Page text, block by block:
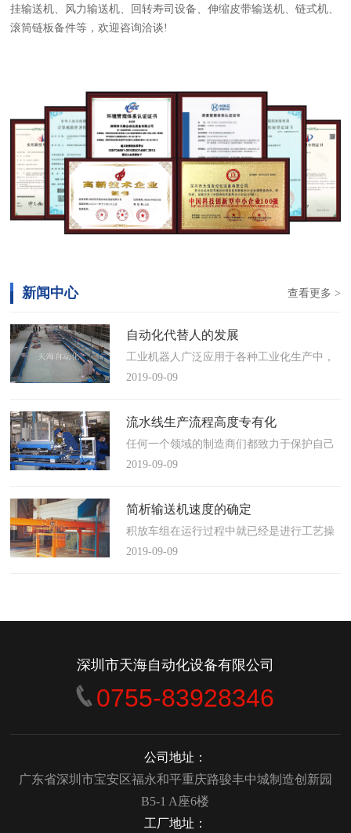
挂输送机、风力输送机、回转寿司设备、伸缩皮带输送机、链式机、
滚筒链板备件等，欢迎咨询洽谈!
查看更多 >
新闻中心
自动化代替人的发展
工业机器人广泛应用于各种工业化生产中，
慢慢取代工人，做着高强度、重复性、有职
人联合会(IFR)预测，2014年中国将成为全球
最大的工业机器人市场，将占全球总销量
17%。业内把2014年称为“中国工业机器人元
2019-09-09
流水线生产流程高度专有化
任何一个领域的制造商们都致力于保护自己
的自动化流水线生产流程不被外人知晓，即
大多数流程都带有某种专有的性质，并且混
合了不同的方法、技术和操作方式，而这最
终将影响一个制造商进行有效竞争的能力。
2019-09-09
简析输送机速度的确定
积放车组在运行过程中就已经是进行工艺操
作的区段，运行速度是由积放小车组的运行
2019-09-09
深圳市天海自动化设备有限公司
0755-83928346
公司地址：
广东省深圳市宝安区福永和平重庆路骏丰中城制造创新园
B5-1 A座6楼
工厂地址：